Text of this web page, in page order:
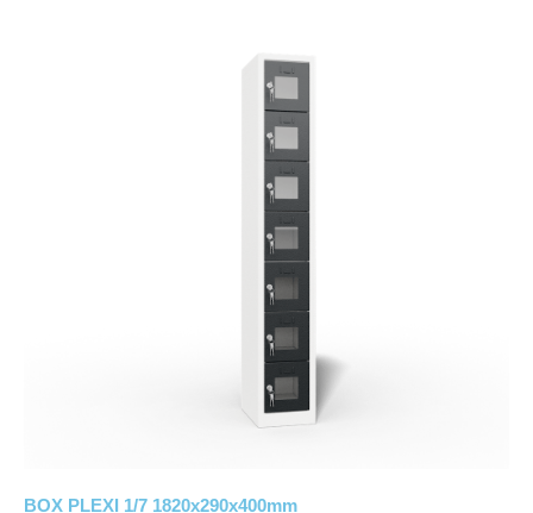
BOX PLEXI 1/7 1820x290x400mm